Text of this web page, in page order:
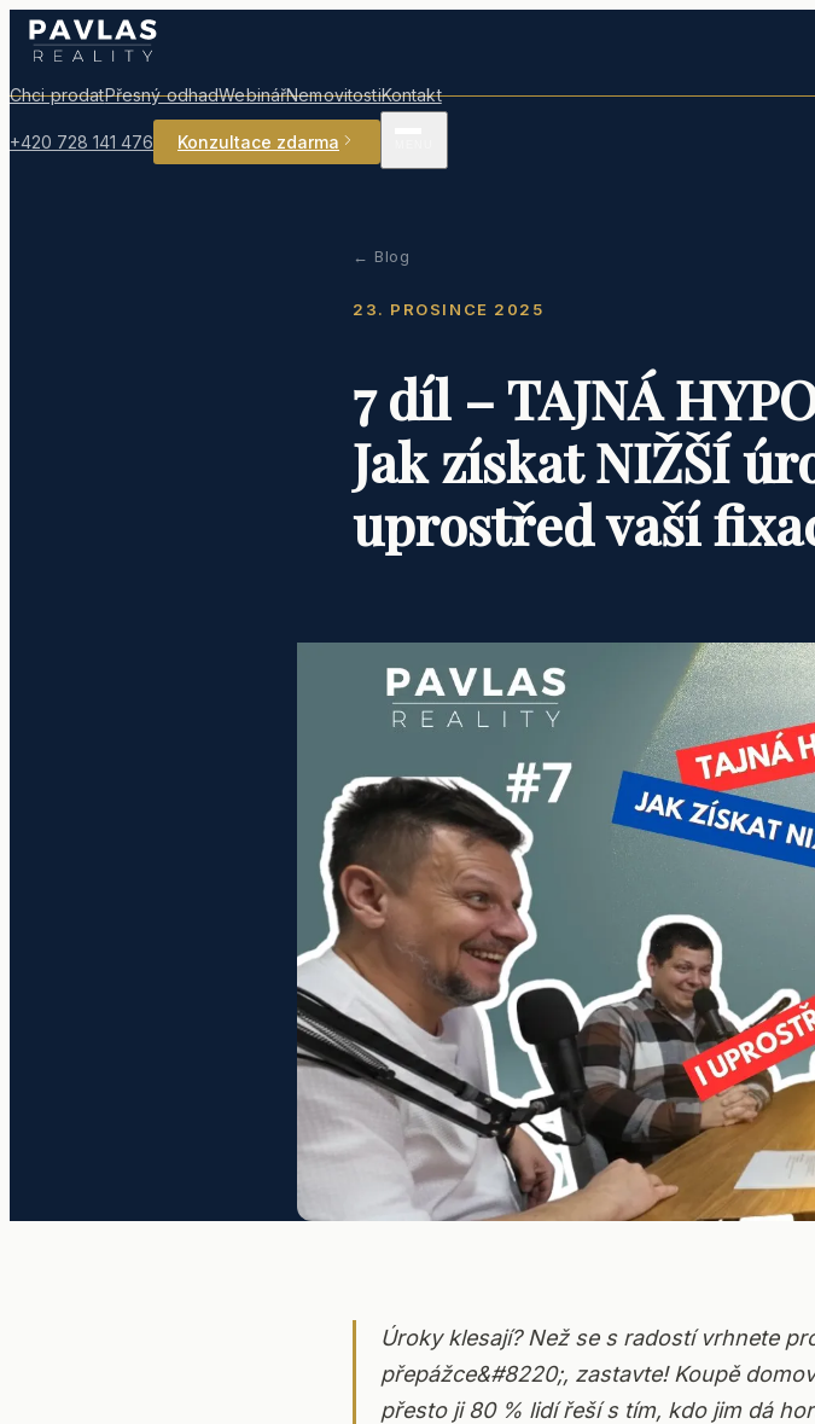
Chci prodatPřesný odhadWebinářNemovitostiKontakt
+420 728 141 476 Konzultace zdarma
Nemovitosti v nabídce
Rychlý odhad ceny
Přesný odhad ceny
PRODEJ KOMERČNÍCH OBJEKTŮ
E-BOOK: 9 KROKŮ JAK PRODAT ZA 30 DNÍ
+420 728 141 476pavlas.jaroslav@papreality.cz
← Blog
23. PROSINCE 2025
7 díl – TAJNÁ
Jak získat NIŽŠÍ
uprostřed vaší
Úroky klesají? Než se s radostí vrhnete
přepážce&#8220;, zastavte! Koupě
přesto ji 80 % lidí řeší s tím, kdo jim dá